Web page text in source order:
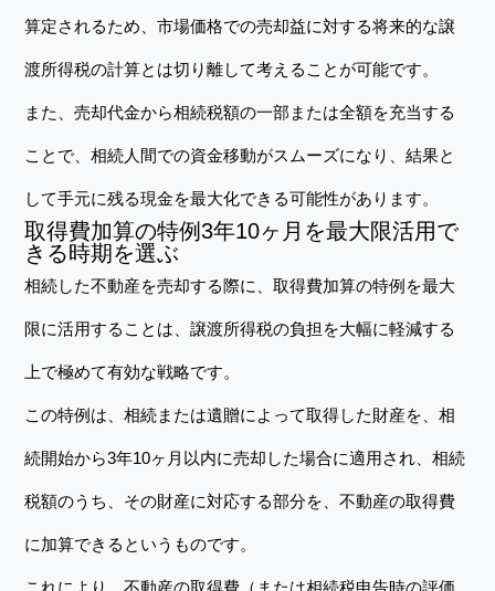
算定されるため、市場価格での売却益に対する将来的な譲
渡所得税の計算とは切り離して考えることが可能です。
また、売却代金から相続税額の一部または全額を充当する
ことで、相続人間での資金移動がスムーズになり、結果と
して手元に残る現金を最大化できる可能性があります。
取得費加算の特例3年10ヶ月を最大限活用で
きる時期を選ぶ
相続した不動産を売却する際に、取得費加算の特例を最大
限に活用することは、譲渡所得税の負担を大幅に軽減する
上で極めて有効な戦略です。
この特例は、相続または遺贈によって取得した財産を、相
続開始から3年10ヶ月以内に売却した場合に適用され、相続
税額のうち、その財産に対応する部分を、不動産の取得費
に加算できるというものです。
これにより、不動産の取得費（または相続税申告時の評価